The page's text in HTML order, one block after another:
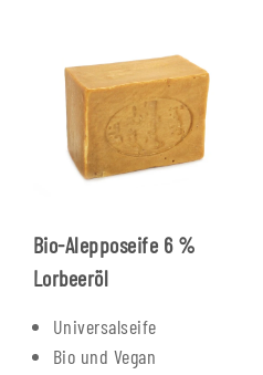
Bio-Alepposeife 6 %
Lorbeeröl
Universalseife
Bio und Vegan